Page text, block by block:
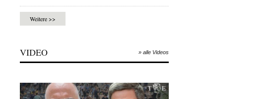
Weitere >>
VIDEO » alle Videos